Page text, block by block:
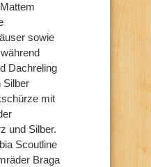
sowie
Dachreling
Silber
mit
und Silber.
Scoutline
Braga